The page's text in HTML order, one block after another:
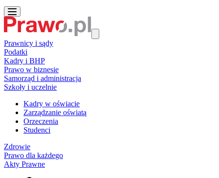
Prawnicy i sądy
Podatki
Kadry i BHP
Prawo w biznesie
Samorząd i administracja
Szkoły i uczelnie
Kadry w oświacie
Zarządzanie oświatą
Orzeczenia
Studenci
Zdrowie
Prawo dla każdego
Akty Prawne